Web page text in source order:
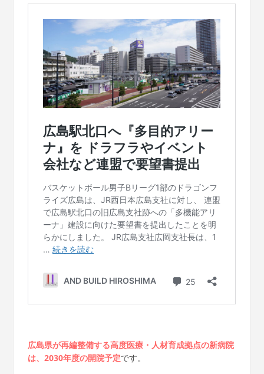
広島県が再編整備する高度医療・人材育成拠点の新病院
は、2030年度の開院予定です。